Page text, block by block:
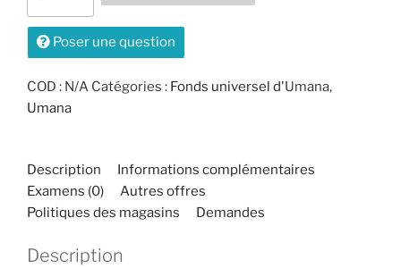
fonds
universel
Poser une question
COD : N/A Catégories : Fonds universel d'Umana,
Umana
Description
Informations complémentaires
Examens (0)
Autres offres
Politiques des magasins
Demandes
Description